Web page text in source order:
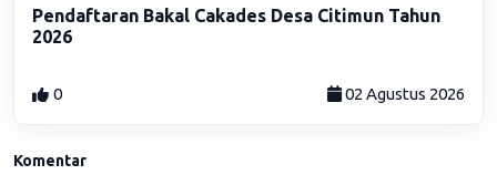
Pendaftaran Bakal Cakades Desa Citimun Tahun
2026
0 02 Agustus 2026
Komentar